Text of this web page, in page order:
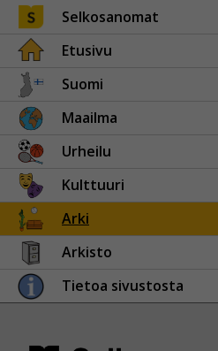
Selkosanomat
Etusivu
Suomi
Maailma
Urheilu
Kulttuuri
Arki
Arkisto
Tietoa sivustosta